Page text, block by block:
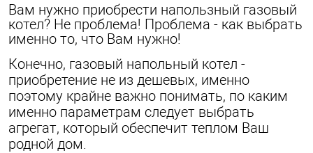
Вам нужно приобрести напользный газовый
котел? Не проблема! Проблема - как выбрать
именно то, что Вам нужно!
Конечно, газовый напольный котел -
приобретение не из дешевых, именно
поэтому крайне важно понимать, по каким
именно параметрам следует выбрать
агрегат, который обеспечит теплом Ваш
родной дом.